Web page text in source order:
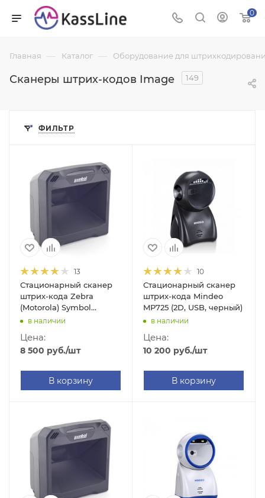
0
Главная — Каталог — Оборудование для
Сканеры штрих-кодов Image 149
ФИЛЬТР
13
Стационарный сканер
штрих-кода Zebra
(Motorola) Symbol
DS7708 Б/У (2D, USB,
в наличии
Цена:
8 500 руб./шт
В корзину
10
Стационарный сканер
штрих-кода Mindeo
MP725 (2D, USB, черный)
в наличии
Цена:
10 200 руб./шт
В корзину